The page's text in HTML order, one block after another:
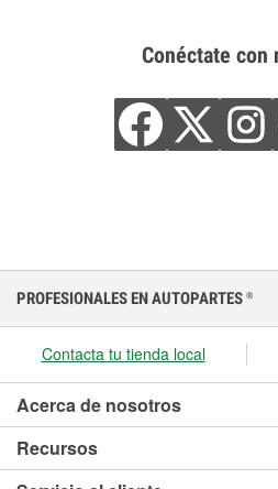
Conéctate con
PROFESIONALES EN AUTOPARTES ®
Contacta tu tienda local
Acerca de nosotros
Recursos